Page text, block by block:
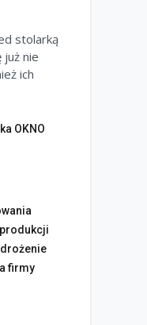
stolarką
już nie
ich
OKNO
firmy